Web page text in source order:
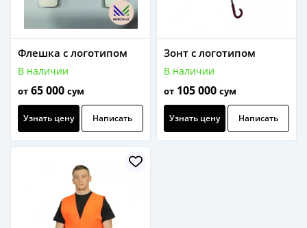
Флешка с логотипом
В наличии
от 65 000 сум
Узнать цену Написать
Зонт с логотипом
В наличии
от 105 000 сум
Узнать цену Написать